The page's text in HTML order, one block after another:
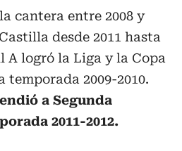
cantera entre 2008 y
desde 2011 hasta
A logró la Liga y la Copa
temporada 2009-2010.
a Segunda
2011-2012.